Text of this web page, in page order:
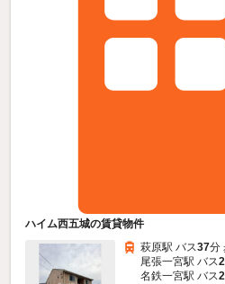
ハイム西五城の賃貸物件
萩原駅 バス37分
尾張一宮駅 バス
名鉄一宮駅 バス